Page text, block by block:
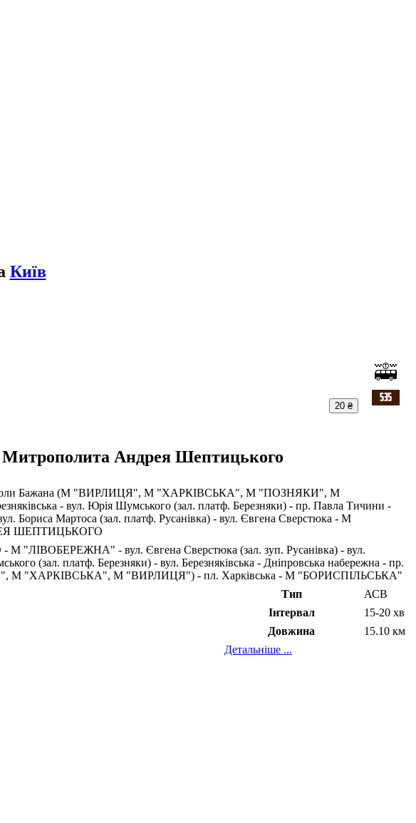
Київ
20 ₴
Андрея Шептицького
Бажана (М "ВИРЛИЦЯ", М "ХАРКІВСЬКА", М "ПОЗНЯКИ", М
- вул. Юрія Шумського (зал. платф. Березняки) - пр. Павла Тичини -
Бориса Мартоса (зал. платф. Русанівка) - вул. Євгена Сверстюка - М
ШЕПТИЦЬКОГО
- вул. Євгена Сверстюка (зал. зуп. Русанівка) - вул.
(зал. платф. Березняки) - вул. Березняківська - Дніпровська набережна - пр.
"ХАРКІВСЬКА", М "ВИРЛИЦЯ") - пл. Харківська - М "БОРИСПІЛЬСЬКА"
Тип
АСВ
Інтервал
15-20 хв
Довжина
15.10 км
Детальніше ...